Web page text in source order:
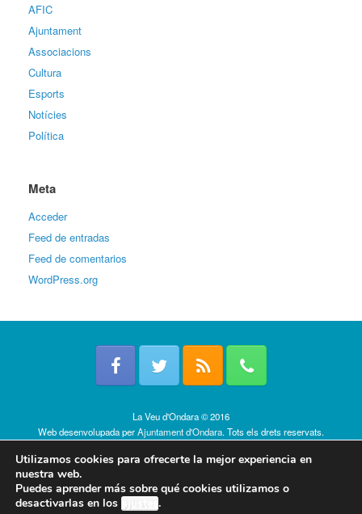
AFIC
Ajuntament
Associacions
Cultura
Esports
Notícies
Política
Meta
Acceder
Feed de entradas
Feed de comentarios
WordPress.org
La Veu d'Ondara © 2016
Web desenvolupada perAjuntament d'Ondara. Tots els drets reservats.
Utilizamos cookies para ofrecerte la mejor experiencia en
nuestra web.
Puedes aprender más sobre qué cookies utilizamos o
desactivarlas en los ajustes.